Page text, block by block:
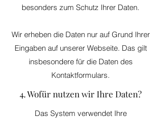
besonders zum Schutz Ihrer Daten.
Wir erheben die Daten nur auf Grund Ihrer
Eingaben auf unserer Webseite. Das gilt
insbesondere für die Daten des
Kontaktformulars.
4. Wofür nutzen wir Ihre Daten?
Das System verwendet Ihre